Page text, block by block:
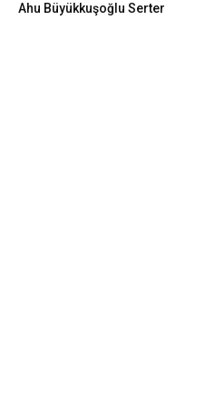
Ahu Büyükkuşoğlu Serter